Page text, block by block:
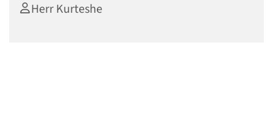
Herr Kurteshe